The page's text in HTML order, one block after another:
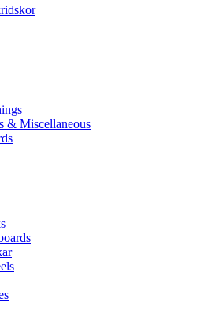
& Miscellaneous